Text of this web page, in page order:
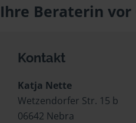
Ihre Beraterin vor
Kontakt
Katja Nette
Wetzendorfer Str. 15 b
06642 Nebra